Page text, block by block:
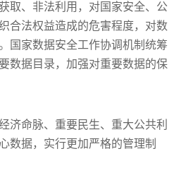
取、非法利用，对国家安全、公
合法权益造成的危害程度，对数
国家数据安全工作协调机制统筹
数据目录，加强对重要数据的保
济命脉、重要民生、重大公共利
数据，实行更加严格的管理制